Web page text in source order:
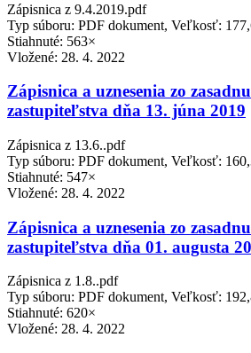
Zápisnica z 9.4.2019.pdf
Typ súboru: PDF dokument, Veľkosť:
Stiahnuté: 563×
Vložené: 28. 4. 2022
Zápisnica a uznesenia zo
zastupiteľstva dňa 13. júna 2019
Zápisnica z 13.6..pdf
Typ súboru: PDF dokument, Veľkosť:
Stiahnuté: 547×
Vložené: 28. 4. 2022
Zápisnica a uznesenia zo
zastupiteľstva dňa 01. augusta
Zápisnica z 1.8..pdf
Typ súboru: PDF dokument, Veľkosť:
Stiahnuté: 620×
Vložené: 28. 4. 2022